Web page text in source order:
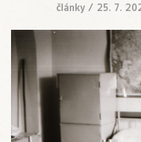
články/ 25. 7.